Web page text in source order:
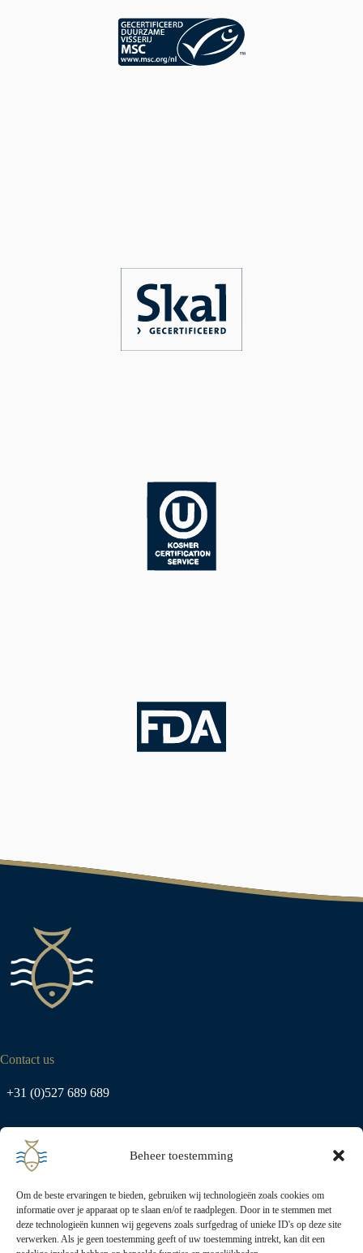
Beheer toestemming
Om de beste ervaringen te bieden, gebruiken wij technologieën zoals cookies om
informatie over je apparaat op te slaan en/of te raadplegen. Door in te stemmen met
deze technologieën kunnen wij gegevens zoals surfgedrag of unieke ID's op deze site
verwerken. Als je geen toestemming geeft of uw toestemming intrekt, kan dit een
Contact us
+31 (0)527 689 689
Address